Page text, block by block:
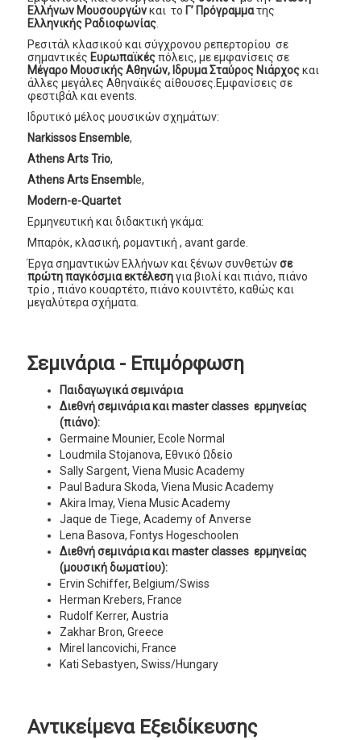
Ελλήνων Μουσουργώνκαι το Γ’ Πρόγραµµατης
Ελληνικής Ραδιοφωνίας
Ρεσιτάλ κλασικού και σύγχρονου ρεπερτορίου σε
σημαντικές Ευρωπαϊκέςπόλεις, με εµφανίσεις σε
Μέγαρο Μουσικής Αθηνών, Ιδρυμα Σταύρος Νιάρχοςκαι
άλλες μεγάλες Αθηναϊκές αίθουσες.Εμφανίσεις σε
φεστιβάλ και events.
Ιδρυτικό µέλος µουσικών σχηµάτων:
Narkissos Ensemble,
Athens Arts Trio,
Athens Arts Ensemble,
Modern-e-Quartet
Ερµηνευτική και διδακτική γκάμα:
Μπαρόκ, κλασική, ρομαντική , avant garde.
Έργα σηµαντικών Ελλήνων και ξένων συνθετώνσε
πρώτη παγκόσµια εκτέλεσηγια βιολί και πιάνο, πιάνο
τρίο , πιάνο κουαρτέτο, πιάνο κουιντέτο, καθώς και
μεγαλύτερα σχήµατα.
Σεμινάρια - Επιμόρφωση
Παιδαγωγικά σεμινάρια
Διεθνή σεµινάρια και master classes ερµηνείας
(πιάνο):
Germaine Mounier, Ecole Normal
Loudmila Stojanova, Εθνικό Ωδείο
Sally Sargent, Viena Music Academy
Paul Badura Skoda, Viena Music Academy
Akira Imay, Viena Music Academy
Jaque de Tiege, Academy of Anverse
Lena Basova, Fontys Hogeschoolen
Διεθνή σεµινάρια και master classes ερµηνείας
(μουσική δωματίου):
Ervin Schiffer, Belgium/Swiss
Herman Krebers, France
Rudolf Kerrer, Austria
Zakhar Bron, Greece
Mirel Iancovichi, France
Kati Sebastyen, Swiss/Hungary
Αντικείμενα Εξειδίκευσης